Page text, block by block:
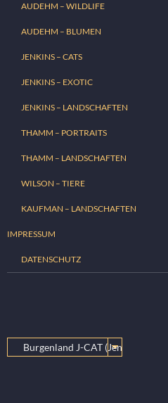
AUDEHM – WILDLIFE
AUDEHM – BLUMEN
JENKINS – CATS
JENKINS – EXOTIC
JENKINS – LANDSCHAFTEN
THAMM – PORTRAITS
THAMM – LANDSCHAFTEN
WILSON – TIERE
KAUFMAN – LANDSCHAFTEN
IMPRESSUM
DATENSCHUTZ